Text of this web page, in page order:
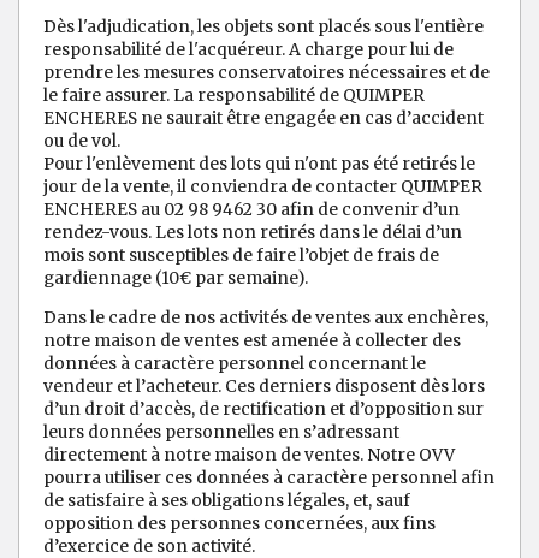
Dès l'adjudication, les objets sont placés sous l'entière
responsabilité de l'acquéreur. A charge pour lui de
prendre les mesures conservatoires nécessaires et de
le faire assurer. La responsabilité de QUIMPER
ENCHERES ne saurait être engagée en cas d’accident
ou de vol.
Pour l'enlèvement des lots qui n'ont pas été retirés le
jour de la vente, il conviendra de contacter QUIMPER
ENCHERES au 02 98 9462 30 afin de convenir d’un
rendez-vous. Les lots non retirés dans le délai d’un
mois sont susceptibles de faire l’objet de frais de
gardiennage (10€ par semaine).
Dans le cadre de nos activités de ventes aux enchères,
notre maison de ventes est amenée à collecter des
données à caractère personnel concernant le
vendeur et l’acheteur. Ces derniers disposent dès lors
d’un droit d’accès, de rectification et d’opposition sur
leurs données personnelles en s’adressant
directement à notre maison de ventes. Notre OVV
pourra utiliser ces données à caractère personnel afin
de satisfaire à ses obligations légales, et, sauf
opposition des personnes concernées, aux fins
d’exercice de son activité.